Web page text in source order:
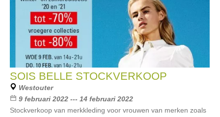
SOIS BELLE STOCKVERKOOP
Westouter
9 februari 2022 --- 14 februari 2022
Stockverkoop van merkkleding voor vrouwen van merken zoals